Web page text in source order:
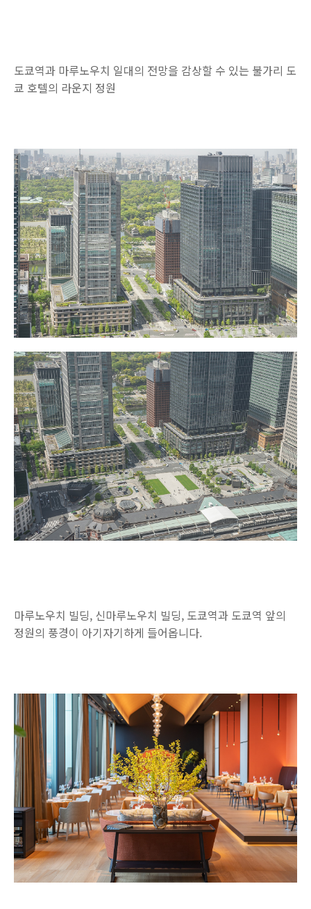
도쿄역과 마루노우치 일대의 전망을 감상할 수 있는 불가리 도
쿄 호텔의 라운지 정원
마루노우치 빌딩, 신마루노우치 빌딩, 도쿄역과 도쿄역 앞의
정원의 풍경이 아기자기하게 들어옵니다.